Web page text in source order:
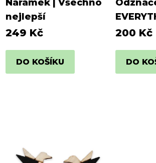
Náramek | Všechno
nejlepší
249 Kč
DO KOŠÍKU
200 Kč
DO